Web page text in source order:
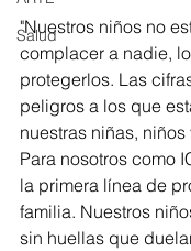
Salud
"Nuestros niños no
complacer a nadie,
protegerlos. Las
peligros a los que
nuestras niñas,
Para nosotros como
la primera línea de
familia. Nuestros
sin huellas que